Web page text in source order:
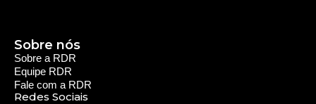
Sobre a RDR
Equipe RDR
Fale com a RDR
Redes Sociais
Sobre nós